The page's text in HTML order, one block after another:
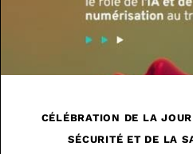
CÉLÉBRATION DE LA
SÉCURITÉ ET DE LA